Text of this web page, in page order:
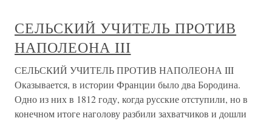
СЕЛЬСКИЙ УЧИТЕЛЬ ПРОТИВ
НАПОЛЕОНА III
СЕЛЬСКИЙ УЧИТЕЛЬ ПРОТИВ НАПОЛЕОНА III
Оказывается, в истории Франции было два Бородина.
Одно из них в 1812 году, когда русские отступили, но в
конечном итоге наголову разбили захватчиков и дошли